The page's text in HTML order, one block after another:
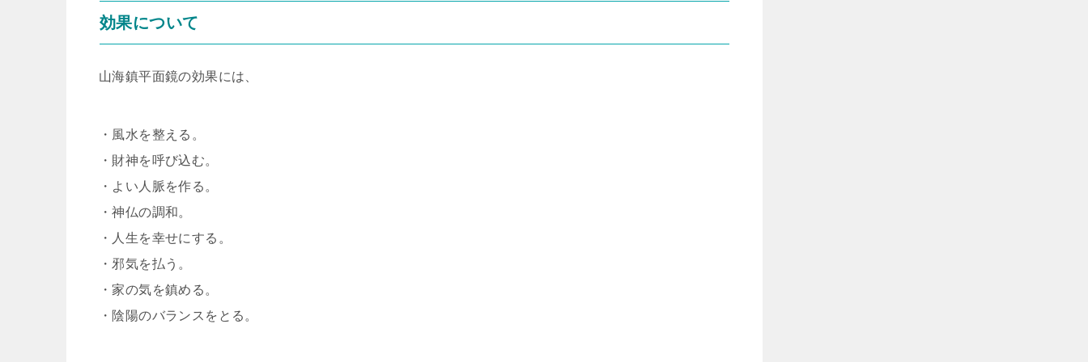
効果について
山海鎮平面鏡の効果には、
・風水を整える。
・財神を呼び込む。
・よい人脈を作る。
・神仏の調和。
・人生を幸せにする。
・邪気を払う。
・家の気を鎮める。
・陰陽のバランスをとる。